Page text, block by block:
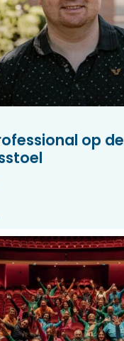
op de